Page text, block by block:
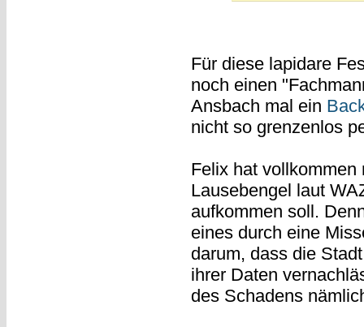
Für diese lapidare
noch einen
Ansbach mal ein
nicht so grenzenlos
Felix hat
Lausebengel laut
aufkommen soll.
eines durch eine
darum, dass die
ihrer Daten
des Schadens